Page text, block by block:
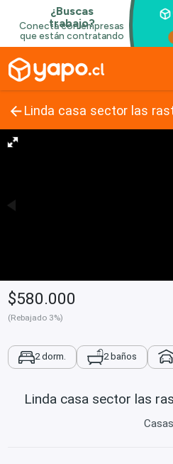
Linda casa sector las
$580.000
(Rebajado 3%)
2 dorm. 2 baños
Linda casa sector las
Casas